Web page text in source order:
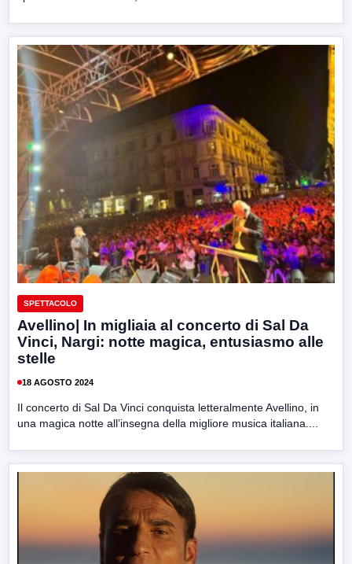
SPETTACOLO
Avellino| In migliaia al concerto di Sal Da
Vinci, Nargi: notte magica, entusiasmo alle
stelle
18 AGOSTO 2024
Il concerto di Sal Da Vinci conquista letteralmente Avellino, in
una magica notte all’insegna della migliore musica italiana....